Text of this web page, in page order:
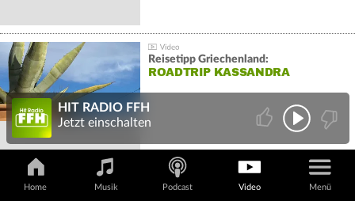
Reisetipp Griechenland:
ROADTRIP KASSANDRA
Home Musik Podcast Video Menü
HIT RADIO FFH
Jetzt einschalten